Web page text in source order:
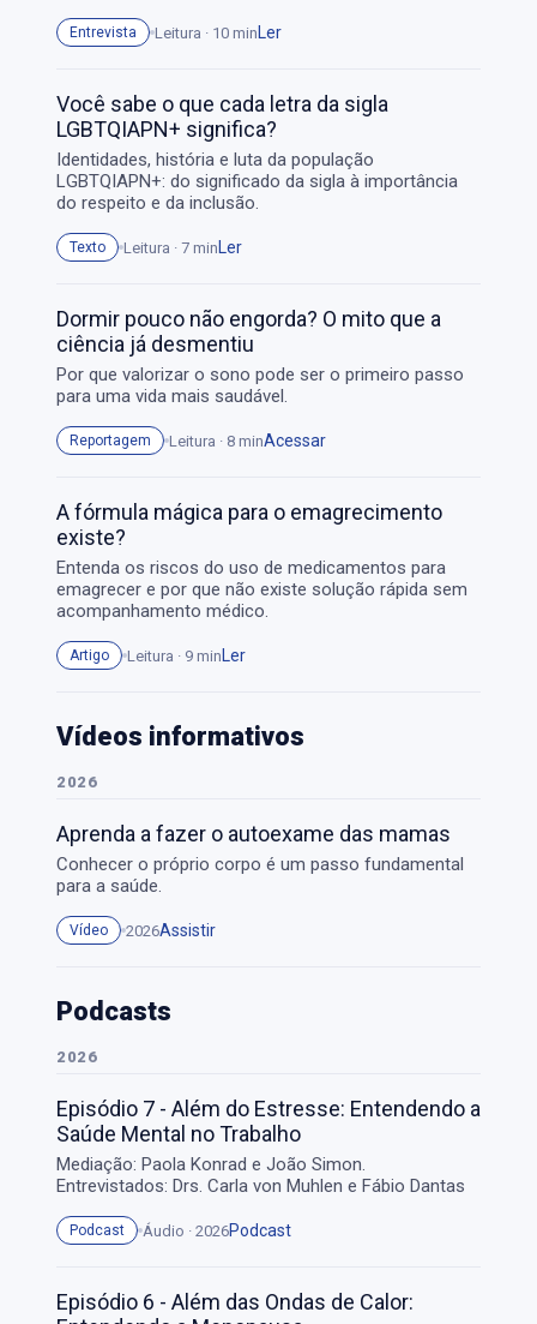
Entrevista Leitura · 10 min Ler
Você sabe o que cada letra da sigla
LGBTQIAPN+ significa?
Identidades, história e luta da população
LGBTQIAPN+: do significado da sigla à importância
do respeito e da inclusão.
Texto Leitura · 7 min Ler
Dormir pouco não engorda? O mito que a
ciência já desmentiu
Por que valorizar o sono pode ser o primeiro passo
para uma vida mais saudável.
Reportagem Leitura · 8 minAcessar
A fórmula mágica para o emagrecimento
existe?
Entenda os riscos do uso de medicamentos para
emagrecer e por que não existe solução rápida sem
acompanhamento médico.
Artigo Leitura · 9 min Ler
Vídeos informativos
2026
Aprenda a fazer o autoexame das mamas
Conhecer o próprio corpo é um passo fundamental
para a saúde.
Vídeo 2026Assistir
Podcasts
2026
Episódio 7 - Além do Estresse: Entendendo a
Saúde Mental no Trabalho
Mediação: Paola Konrad e João Simon.
Entrevistados: Drs. Carla von Muhlen e Fábio Dantas
Podcast Áudio · 2026Podcast
Episódio 6 - Além das Ondas de Calor: